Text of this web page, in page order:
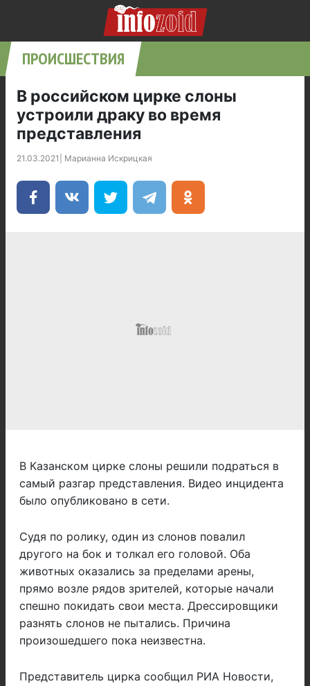
ПРОИСШЕСТВИЯ
В российском цирке слоны
устроили драку во время
представления
21.03.2021 Марианна Искрицкая
В Казанском цирке слоны решили подраться в
самый разгар представления. Видео инцидента
было опубликовано в сети.
Судя по ролику, один из слонов повалил
другого на бок и толкал его головой. Оба
животных оказались за пределами арены,
прямо возле рядов зрителей, которые начали
спешно покидать свои места. Дрессировщики
разнять слонов не пытались. Причина
произошедшего пока неизвестна.
Представитель цирка сообщил РИА Новости,